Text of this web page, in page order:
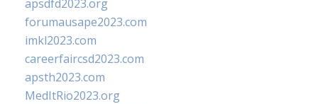
apsdfd2023.org
forumausape2023.com
imkl2023.com
careerfaircsd2023.com
apsth2023.com
MedItRio2023.org